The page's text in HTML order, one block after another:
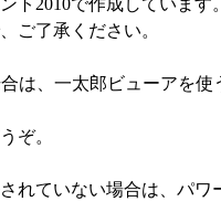
2010で作成しています
ご了承ください。
、一太郎ビューアを使
ぞ。
ていない場合は、パワ